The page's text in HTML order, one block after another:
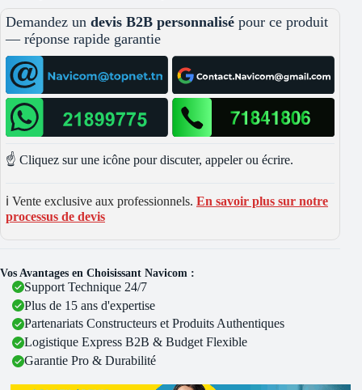
Demandez un devis B2B personnalisé pour ce produit
— réponse rapide garantie
☝️ Cliquez sur une icône pour discuter, appeler ou écrire.
ℹ️ Vente exclusive aux professionnels. En savoir plus sur notre
processus de devis
Vos Avantages en Choisissant Navicom :
Support Technique 24/7
Plus de 15 ans d'expertise
Partenariats Constructeurs et Produits Authentiques
Logistique Express B2B & Budget Flexible
Garantie Pro & Durabilité